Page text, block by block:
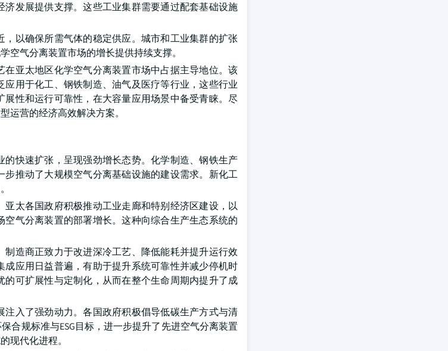
发展提供支撑。这些工业集群需要通过配套基础设施
以确保所需气体的稳定供应。城市和工业集群的扩张
气分离装置市场的增长提供持续支撑。
亚太地区化学空气分离装置市场中占据主导地位。该
用于化工、钢铁制造、油气及医疗等行业，这些行业
性和运行可靠性，在大容量应用场景中备受青睐。尽
运营的经济高效解决方案。
快速扩张，呈现强劲增长态势。化学制造、钢铁生产
推动了大规模空气分离基础设施的建设需求。新化工
太各国政府积极推动工业走廊和特别经济区建设，以
气分离装置的部署增长。这种向综合生产生态系统的
造商正致力于改进深冷工艺、降低能耗并提升运行效
应用日益普遍，有助于提升系统可靠性并减少停机时
可扩展性与定制化，从而在整个生命周期内提升了成
入了强劲动力。各国政府积极倡导低碳生产方式与清
合规标准与ESG目标，进一步提升了先进空气分离装置
现代化进程。